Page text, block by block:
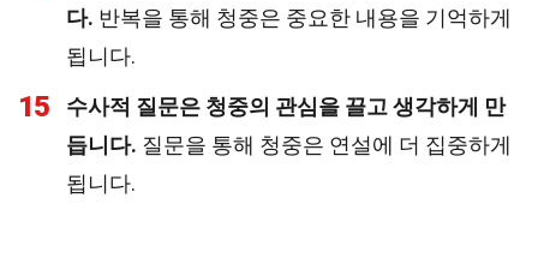
다. 반복을 통해 청중은 중요한 내용을 기억하게
됩니다.
15
수사적 질문은 청중의 관심을 끌고 생각하게 만
듭니다. 질문을 통해 청중은 연설에 더 집중하게
됩니다.